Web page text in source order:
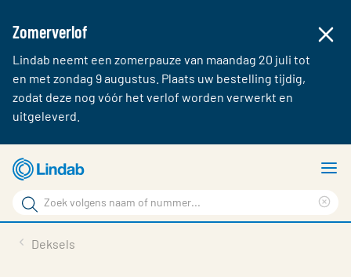
Zomerverlof
Lindab neemt een zomerpauze van maandag 20 juli tot
en met zondag 9 augustus. Plaats uw bestelling tijdig,
zodat deze nog vóór het verlof worden verwerkt en
uitgeleverd.
naar
hoofdinhoud
Zoek
Zoek
Deksels